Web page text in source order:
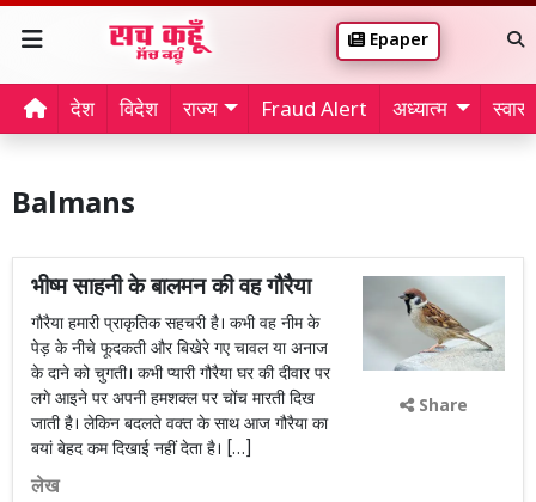
Epaper
देश विदेश राज्य Fraud Alert अध्यात्म
Balmans
भीष्म साहनी के बालमन की वह गौरैया
गौरैया हमारी प्राकृतिक सहचरी है। कभी वह नीम के
पेड़ के नीचे फूदकती और बिखेरे गए चावल या अनाज
के दाने को चुगती। कभी प्यारी गौरैया घर की दीवार पर
लगे आइने पर अपनी हमशक्ल पर चोंच मारती दिख
जाती है। लेकिन बदलते वक्त के साथ आज गौरैया का
बयां बेहद कम दिखाई नहीं देता है। […]
लेख
Share